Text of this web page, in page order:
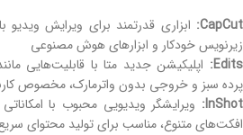
CapCut
: ابزاری قدرتمند برای ویرایش ویدیو
زیرنویس خودکار و ابزارهای هوش مصنوعی
Edits
: اپلیکیشن جدید متا با قابلیت‌هایی
پرده سبز و خروجی بدون واترمارک، مخصوص
InShot
: ویرایشگر ویدیویی محبوب با
افکت‌های متنوع، مناسب برای تولید محتوای